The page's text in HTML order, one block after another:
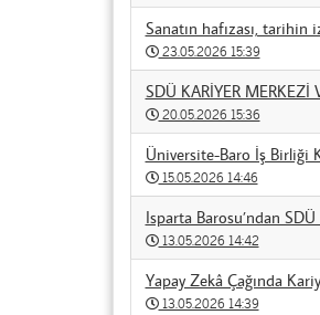
Sanatın hafızası, tarihin
23.05.2026 15:39
SDÜ KARİYER
20.05.2026 15:36
Üniversite-Baro İş Birliği
15.05.2026 14:46
Isparta Barosu’ndan
13.05.2026 14:42
Yapay Zekâ Çağında
13.05.2026 14:39